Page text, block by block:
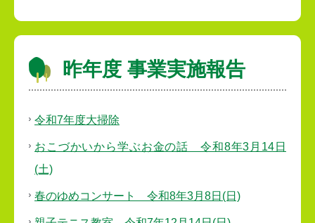
昨年度 事業実施報告
令和7年度大掃除
おこづかいから学ぶお金の話 令和8年3月14日
(土)
春のゆめコンサート 令和8年3月8日(日)